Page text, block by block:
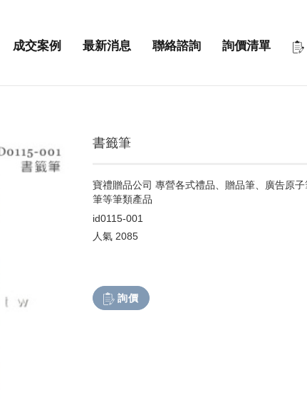
成交案例 最新消息 聯絡諮詢 詢價清單
書籤筆
寶禮贈品公司 專營各式禮品、贈品筆、廣告原
筆等筆類產品
id0115-001
人氣 2085
詢價